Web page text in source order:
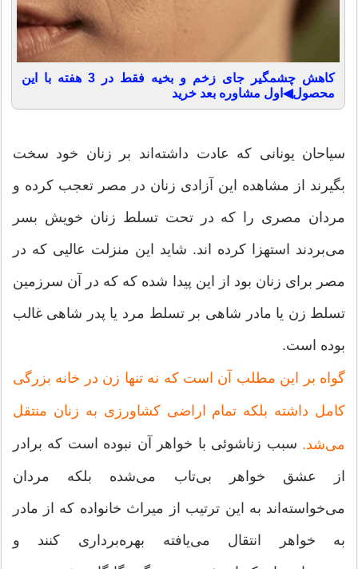
کاهش چشمگیر جای زخم و بخیه فقط در 3 هفته با این
محصول◀اول مشاوره بعد خرید
سیاحان یونانی كه عادت داشته‌اند بر زنان خود سخت
بگیرند از مشاهده این آزادی زنان در مصر تعجب كرده و
مردان مصری را كه در تحت تسلط زنان خویش بسر
می‌بردند استهزا كرده اند. شاید این منزلت عالیی كه در
مصر برای زنان بود از این پیدا شده كه كه در آن سرزمین
تسلط زن یا مادر شاهی بر تسلط مرد یا پدر شاهی غالب
بوده است.
گواه بر این مطلب آن است كه نه تنها زن در خانه بزرگی
كامل داشته بلكه تمام اراضی كشاورزی به زنان منتقل
می‌شد. سبب زناشوئی با خواهر آن نبوده است كه برادر
از عشق خواهر بی‌تاب می‌شده بلكه مردان
می‌خواسته‌اند به این ترتیب از میراث خانواده كه از مادر
به خواهر انتقال می‌یافته بهره‌برداری كنند و